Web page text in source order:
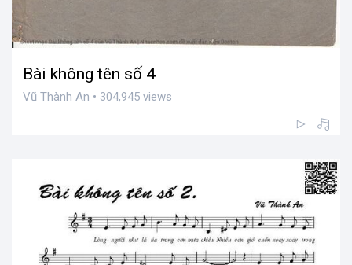
Bài không tên số 4
Vũ Thành An • 304,945 views